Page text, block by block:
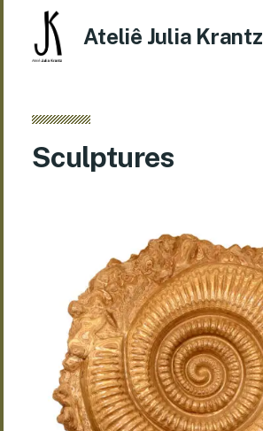
Ateliê Julia Krantz
Sculptures